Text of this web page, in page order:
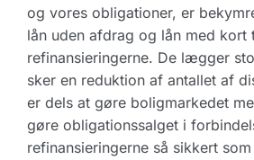
og vores obligationer, er
lån uden afdrag og lån med kort
refinansieringerne. De lægger
sker en reduktion af antallet af
er dels at gøre boligmarkedet
gøre obligationssalget i
refinansieringerne så sikkert